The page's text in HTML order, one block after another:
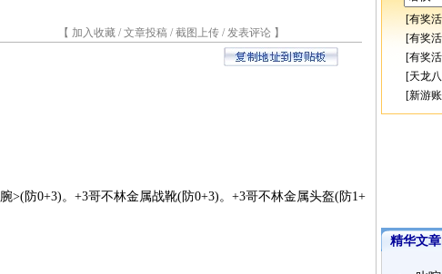
王权与
【 加入收藏 / 文章投稿 / 截图上传 / 发表评论 】
防0+3)。+3哥不林金属战靴(防0+3)。+3哥不林金属头盔(防1+
[有奖
[有奖
[有奖
[天龙
[新游
精华文章